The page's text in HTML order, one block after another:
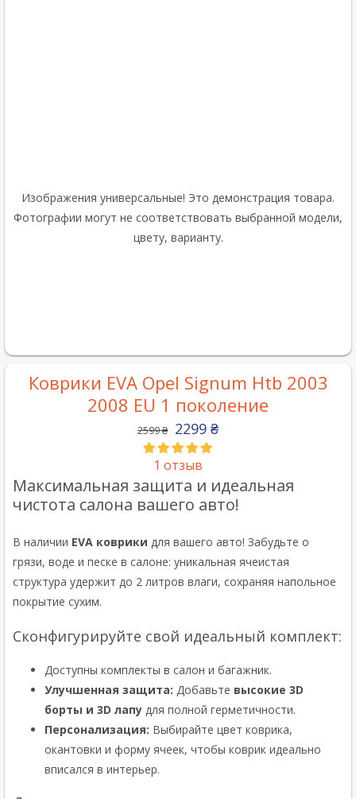
Изображения универсальные! Это демонстрация товара.
Фотографии могут не соответствовать выбранной модели,
цвету, варианту.
Коврики EVA Opel Signum Htb 2003
2008 EU 1 поколение
2599₴ 2299 ₴
1 отзыв
Максимальная защита и идеальная
чистота салона вашего авто!
В наличии EVA коврики для вашего авто! Забудьте о
грязи, воде и песке в салоне: уникальная ячеистая
структура удержит до 2 литров влаги, сохраняя напольное
покрытие сухим.
Сконфигурируйте свой идеальный комплект:
Доступны комплекты в салон и багажник.
Улучшенная защита: Добавьте высокие 3D
борты и 3D лапу для полной герметичности.
Персонализация: Выбирайте цвет коврика,
окантовки и форму ячеек, чтобы коврик идеально
вписался в интерьер.